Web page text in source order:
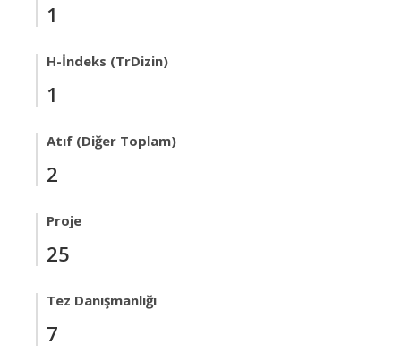
1
H-İndeks (TrDizin)
1
Atıf (Diğer Toplam)
2
Proje
25
Tez Danışmanlığı
7